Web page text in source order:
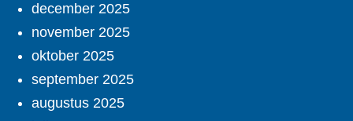
december 2025
november 2025
oktober 2025
september 2025
augustus 2025